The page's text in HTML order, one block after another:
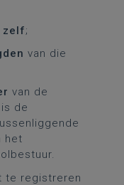
zelf;
van die
van de
de
het
te registreren